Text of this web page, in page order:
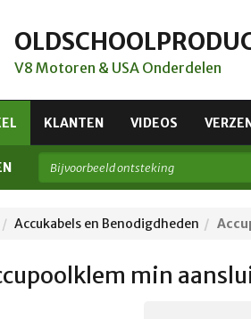
V8 Motoren & USA Onderdelen
KLANTEN VIDEOS
Accukabels en Benodigdheden
min